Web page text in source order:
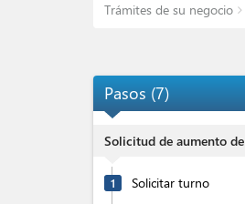
Trámites de su negocio
Pasos (7)
Solicitud de aumento
1 Solicitar turno